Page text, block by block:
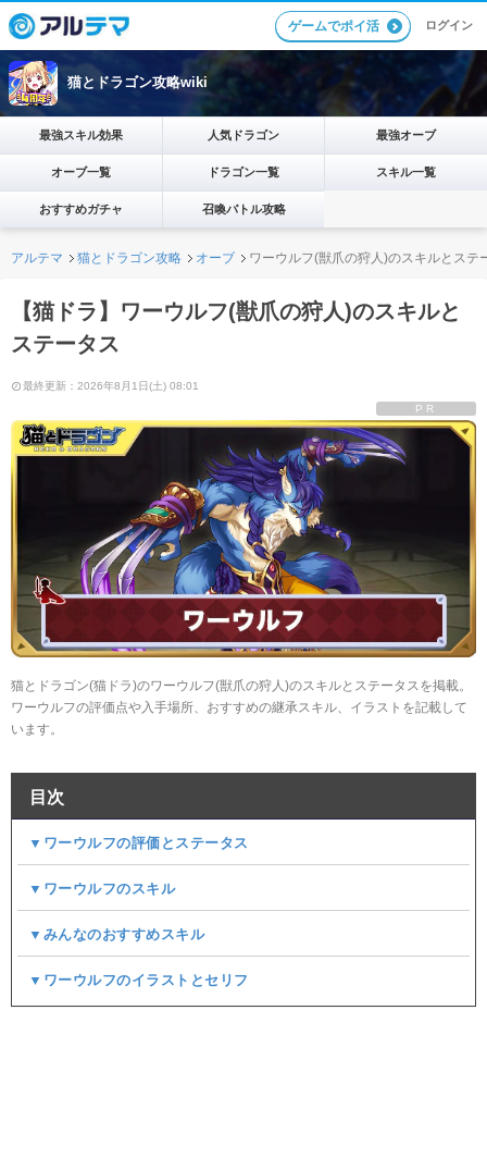
ゲームでポイ活 ログイン
猫とドラゴン攻略wiki
最強スキル効果 人気ドラゴン 最強オーブ
オーブ一覧 ドラゴン一覧 スキル一覧
おすすめガチャ 召喚バトル攻略
アルテマ 猫とドラゴン攻略 オーブ ワーウルフ(獣爪の狩人)のスキルとステ
【猫ドラ】ワーウルフ(獣爪の狩人)のスキルと
ステータス
最終更新：2026年8月1日(土) 08:01
PR
猫とドラゴン(猫ドラ)のワーウルフ(獣爪の狩人)のスキルとステータスを掲載。
ワーウルフの評価点や入手場所、おすすめの継承スキル、イラストを記載して
います。
目次
▼ワーウルフの評価とステータス
▼ワーウルフのスキル
▼みんなのおすすめスキル
▼ワーウルフのイラストとセリフ